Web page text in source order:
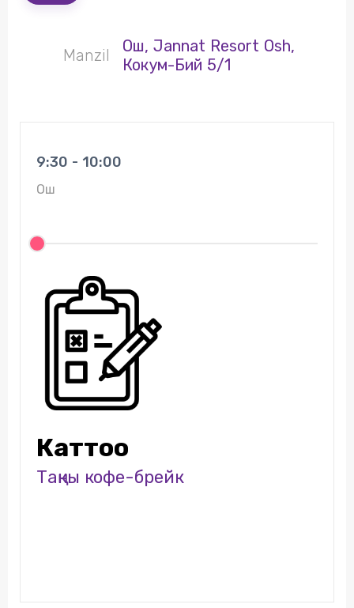
Manzil
Ош, Jannat Resort Osh,
Кокум-Бий 5/1
9:30 - 10:00
Ош
Каттоо
Таңкы кофе-брейк